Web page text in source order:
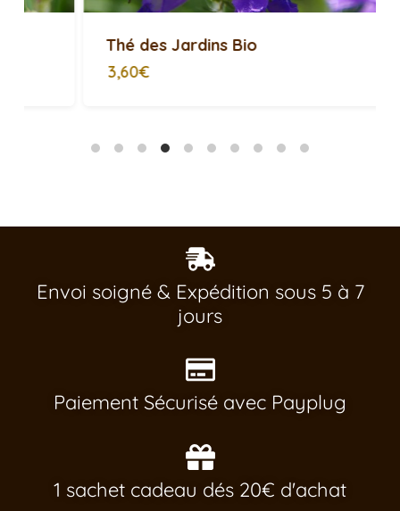
Thé des Jardins Bio
Envoi soigné & Expédition sous 5 à 7
jours
Paiement Sécurisé avec Payplug
1 sachet cadeau dés 20€ d'achat